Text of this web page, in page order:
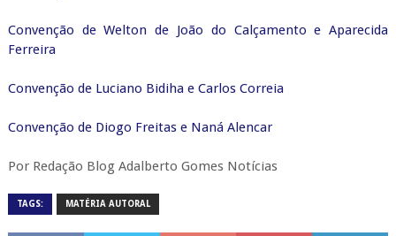
Convenção de Welton de João do Calçamento e Aparecida
Ferreira
Convenção de Luciano Bidiha e Carlos Correia
Convenção de Diogo Freitas e Naná Alencar
Por Redação Blog Adalberto Gomes Notícias
TAGS: MATÉRIA AUTORAL